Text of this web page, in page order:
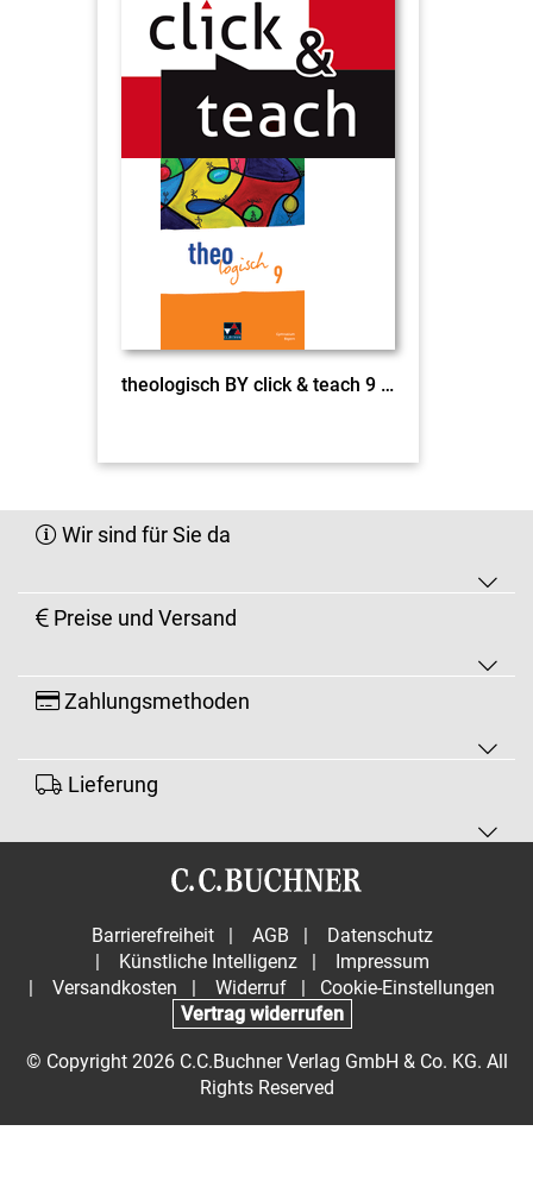
theologisch BY click & teach 9 EL
Wir sind für Sie da
Preise und Versand
Zahlungsmethoden
Lieferung
Barrierefreiheit | AGB |
Datenschutz
|
Künstliche Intelligenz |
Impressum
|
Versandkosten | Widerruf |
Cookie-Einstellungen
Vertrag widerrufen
© Copyright 2026 C.C.Buchner Verlag GmbH & Co. KG. All
Rights Reserved